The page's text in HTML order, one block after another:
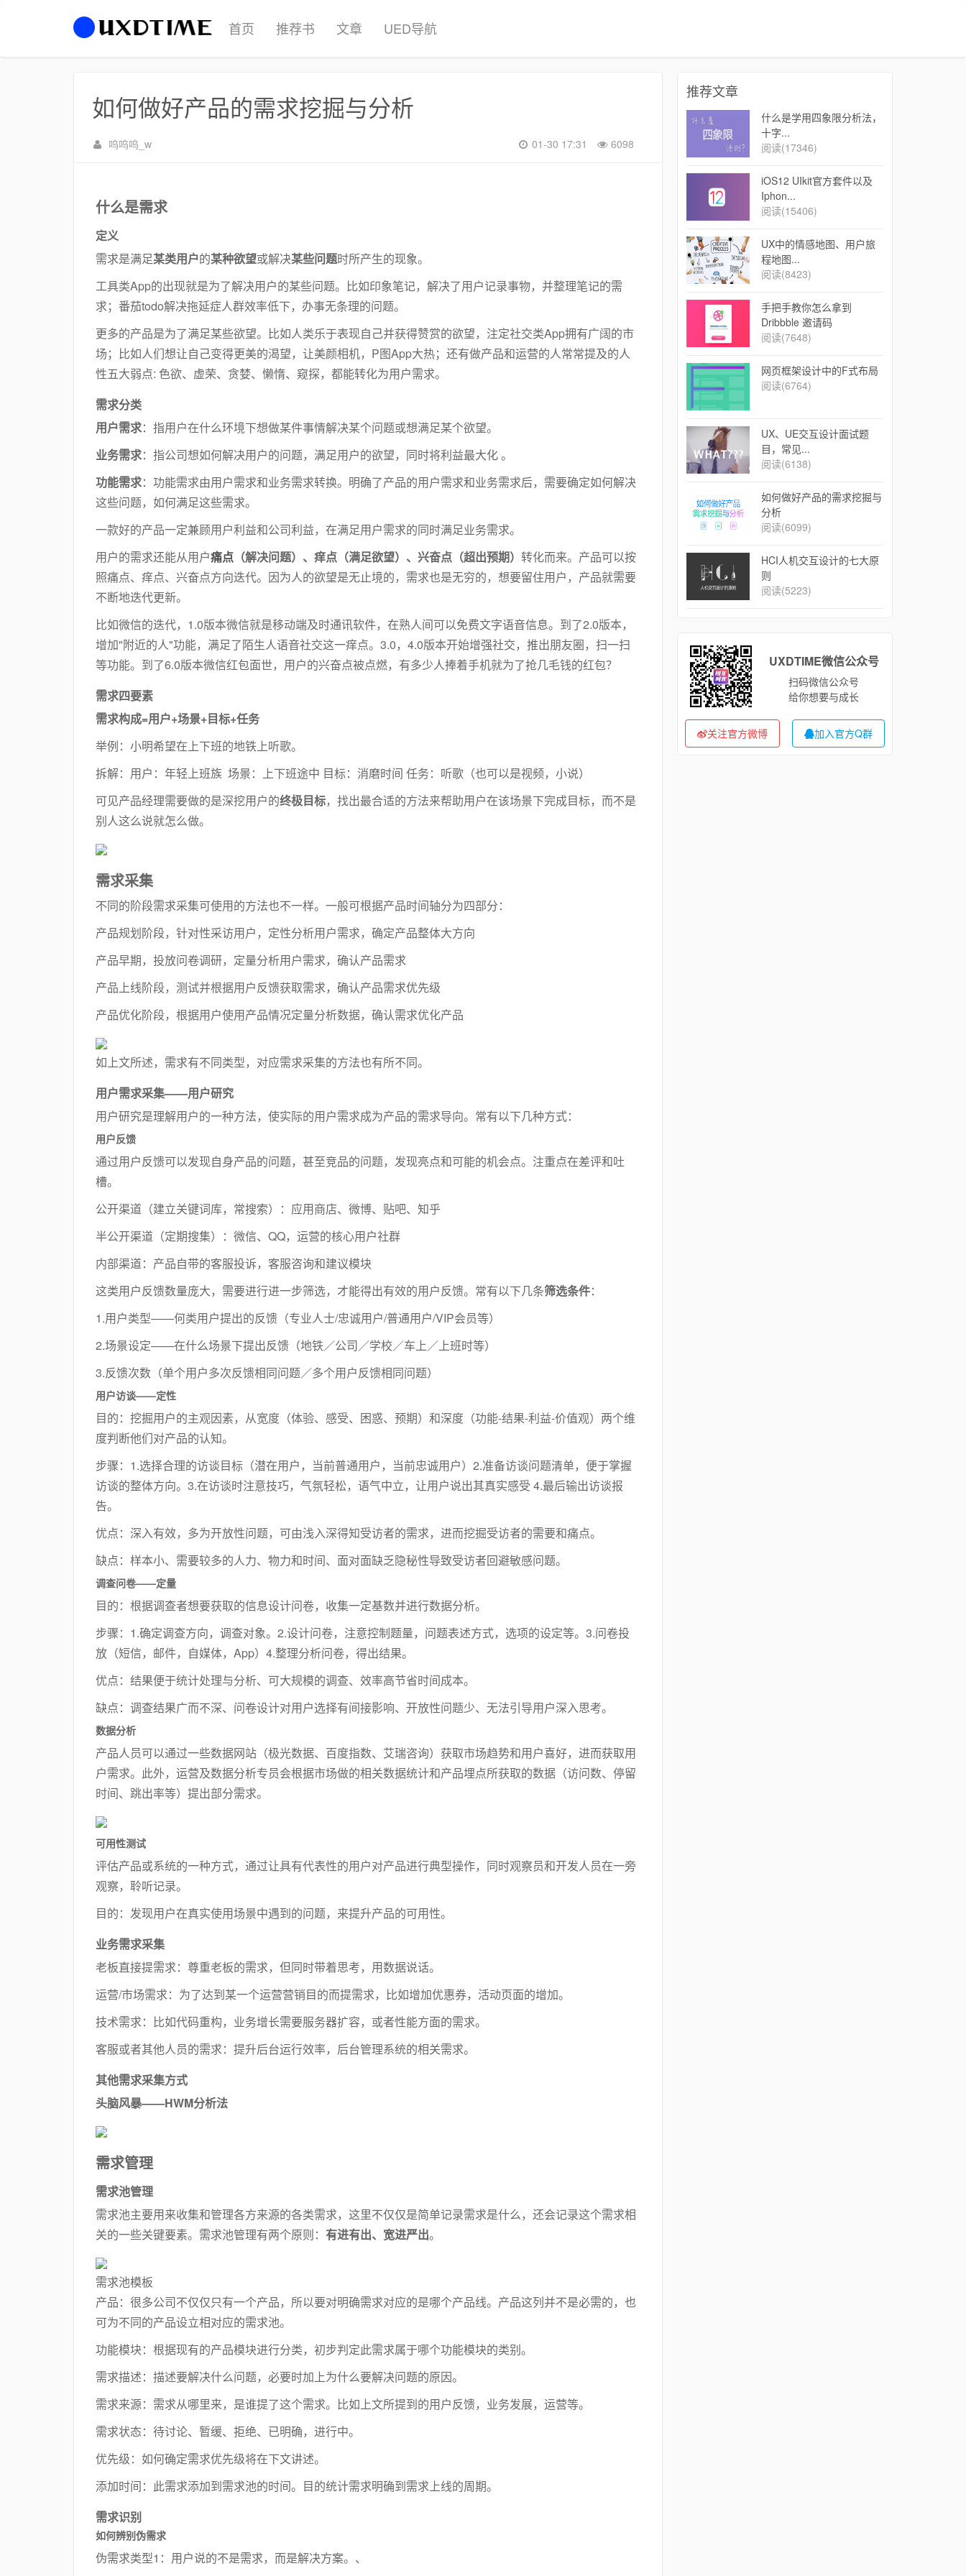
首页 推荐书 文章 UED导航
如何做好产品的需求挖掘与分析
呜呜呜_w 6098
01-30 17:31
什么是需求
定义
需求是满足某类用户的某种欲望或解决某些问题时所产生的现象。
工具类App的出现就是为了解决用户的某些问题。比如印象笔记，解决了用户记录事物，并整理笔记的需
求；番茄todo解决拖延症人群效率低下，办事无条理的问题。
更多的产品是为了满足某些欲望。比如人类乐于表现自己并获得赞赏的欲望，注定社交类App拥有广阔的市
场；比如人们想让自己变得更美的渴望，让美颜相机，P图App大热；还有做产品和运营的人常常提及的人
性五大弱点: 色欲、虚荣、贪婪、懒惰、窥探，都能转化为用户需求。
需求分类
用户需求：指用户在什么环境下想做某件事情解决某个问题或想满足某个欲望。
业务需求：指公司想如何解决用户的问题，满足用户的欲望，同时将利益最大化 。
功能需求：功能需求由用户需求和业务需求转换。明确了产品的用户需求和业务需求后，需要确定如何解决
这些问题，如何满足这些需求。
一款好的产品一定兼顾用户利益和公司利益，在满足用户需求的同时满足业务需求。
用户的需求还能从用户痛点 （解决问题）、痒点（满足欲望）、兴奋点（超出预期） 转化而来。产品可以按
照痛点、痒点、兴奋点方向迭代。因为人的欲望是无止境的，需求也是无穷的，想要留住用户，产品就需要
不断地迭代更新。
比如微信的迭代，1.0版本微信就是移动端及时通讯软件，在熟人间可以免费文字语音信息。到了2.0版本，
增加"附近的人"功能，满足了陌生人语音社交这一痒点。3.0，4.0版本开始增强社交，推出朋友圈，扫一扫
等功能。到了6.0版本微信红包面世，用户的兴奋点被点燃，有多少人捧着手机就为了抢几毛钱的红包？
需求四要素
需求构成=用户+场景+目标+任务
举例：小明希望在上下班的地铁上听歌。
拆解：用户：年轻上班族 场景：上下班途中 目标：消磨时间 任务：听歌（也可以是视频，小说）
可见产品经理需要做的是深挖用户的终极目标，找出最合适的方法来帮助用户在该场景下完成目标，而不是
别人这么说就怎么做。
需求采集
不同的阶段需求采集可使用的方法也不一样。一般可根据产品时间轴分为四部分：
产品规划阶段，针对性采访用户，定性分析用户需求，确定产品整体大方向
产品早期，投放问卷调研，定量分析用户需求，确认产品需求
产品上线阶段，测试并根据用户反馈获取需求，确认产品需求优先级
产品优化阶段，根据用户使用产品情况定量分析数据，确认需求优化产品
如上文所述，需求有不同类型，对应需求采集的方法也有所不同。
用户需求采集——用户研究
用户研究是理解用户的一种方法，使实际的用户需求成为产品的需求导向。常有以下几种方式：
用户反馈
通过用户反馈可以发现自身产品的问题，甚至竞品的问题，发现亮点和可能的机会点。注重点在差评和吐
槽。
公开渠道（建立关键词库，常搜索）：应用商店、微博、贴吧、知乎
半公开渠道（定期搜集）：微信、QQ，运营的核心用户社群
内部渠道：产品自带的客服投诉，客服咨询和建议模块
这类用户反馈数量庞大，需要进行进一步筛选，才能得出有效的用户反馈。常有以下几条筛选条件：
1.用户类型——何类用户提出的反馈（专业人士/忠诚用户/普通用户/VIP会员等）
2.场景设定——在什么场景下提出反馈（地铁／公司／学校／车上／上班时等）
3.反馈次数（单个用户多次反馈相同问题／多个用户反馈相同问题）
用户访谈——定性
目的：挖掘用户的主观因素，从宽度（体验、感受、困惑、预期）和深度（功能-结果-利益-价值观）两个维
度判断他们对产品的认知。
步骤：1.选择合理的访谈目标（潜在用户，当前普通用户，当前忠诚用户）2.准备访谈问题清单，便于掌握
访谈的整体方向。3.在访谈时注意技巧，气氛轻松，语气中立，让用户说出其真实感受 4.最后输出访谈报
告。
优点：深入有效，多为开放性问题，可由浅入深得知受访者的需求，进而挖掘受访者的需要和痛点。
缺点：样本小、需要较多的人力、物力和时间、面对面缺乏隐秘性导致受访者回避敏感问题。
调查问卷——定量
目的：根据调查者想要获取的信息设计问卷，收集一定基数并进行数据分析。
步骤：1.确定调查方向，调查对象。2.设计问卷，注意控制题量，问题表述方式，选项的设定等。3.问卷投
放（短信，邮件，自媒体，App）4.整理分析问卷，得出结果。
优点：结果便于统计处理与分析、可大规模的调查、效率高节省时间成本。
缺点：调查结果广而不深、问卷设计对用户选择有间接影响、开放性问题少、无法引导用户深入思考。
数据分析
产品人员可以通过一些数据网站（极光数据、百度指数、艾瑞咨询）获取市场趋势和用户喜好，进而获取用
户需求。此外，运营及数据分析专员会根据市场做的相关数据统计和产品埋点所获取的数据（访问数、停留
时间、跳出率等）提出部分需求。
可用性测试
评估产品或系统的一种方式，通过让具有代表性的用户对产品进行典型操作，同时观察员和开发人员在一旁
观察，聆听记录。
目的：发现用户在真实使用场景中遇到的问题，来提升产品的可用性。
业务需求采集
老板直接提需求：尊重老板的需求，但同时带着思考，用数据说话。
运营/市场需求：为了达到某一个运营营销目的而提需求，比如增加优惠券，活动页面的增加。
技术需求：比如代码重构，业务增长需要服务器扩容，或者性能方面的需求。
客服或者其他人员的需求：提升后台运行效率，后台管理系统的相关需求。
其他需求采集方式
头脑风暴——HWM分析法
需求管理
需求池管理
需求池主要用来收集和管理各方来源的各类需求，这里不仅仅是简单记录需求是什么，还会记录这个需求相
关的一些关键要素。需求池管理有两个原则： 有进有出、宽进严出。
需求池模板
产品：很多公司不仅仅只有一个产品，所以要对明确需求对应的是哪个产品线。产品这列并不是必需的，也
可为不同的产品设立相对应的需求池。
功能模块：根据现有的产品模块进行分类，初步判定此需求属于哪个功能模块的类别。
需求描述：描述要解决什么问题，必要时加上为什么要解决问题的原因。
需求来源：需求从哪里来，是谁提了这个需求。比如上文所提到的用户反馈，业务发展，运营等。
需求状态：待讨论、暂缓、拒绝、已明确，进行中。
优先级：如何确定需求优先级将在下文讲述。
添加时间：此需求添加到需求池的时间。目的统计需求明确到需求上线的周期。
需求识别
如何辨别伪需求
伪需求类型1：用户说的不是需求，而是解决方案。、
推荐文章
什么是学用四象限分析法，
十字...
阅读(17346)
iOS12 UIkit官方套件以及
Iphon...
阅读(15406)
UX中的情感地图、用户旅
程地图...
阅读(8423)
手把手教你怎么拿到
Dribbble 邀请码
阅读(7648)
网页框架设计中的F式布局
阅读(6764)
UX、UE交互设计面试题
目，常见...
阅读(6138)
如何做好产品的需求挖掘与
分析
阅读(6099)
​HCI人机交互设计的七大原
则
阅读(5223)
UXDTIME微信公众号
扫码微信公众号
给你想要与成长
关注官方微博 加入官方Q群